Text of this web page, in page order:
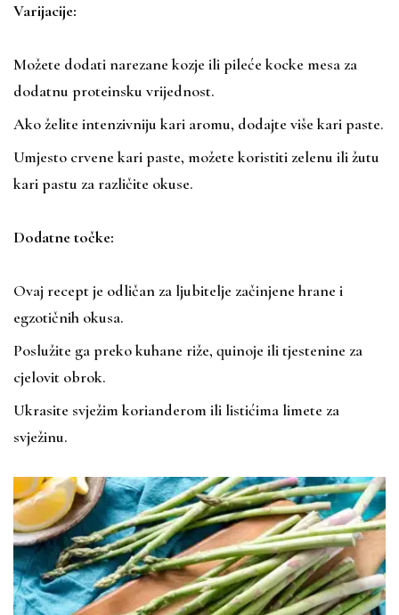
Varijacije:
Možete dodati narezane kozje ili pileće kocke mesa za
dodatnu proteinsku vrijednost.
Ako želite intenzivniju kari aromu, dodajte više kari paste.
Umjesto crvene kari paste, možete koristiti zelenu ili žutu
kari pastu za različite okuse.
Dodatne točke:
Ovaj recept je odličan za ljubitelje začinjene hrane i
egzotičnih okusa.
Poslužite ga preko kuhane riže, quinoje ili tjestenine za
cjelovit obrok.
Ukrasite svježim korianderom ili listićima limete za
svježinu.